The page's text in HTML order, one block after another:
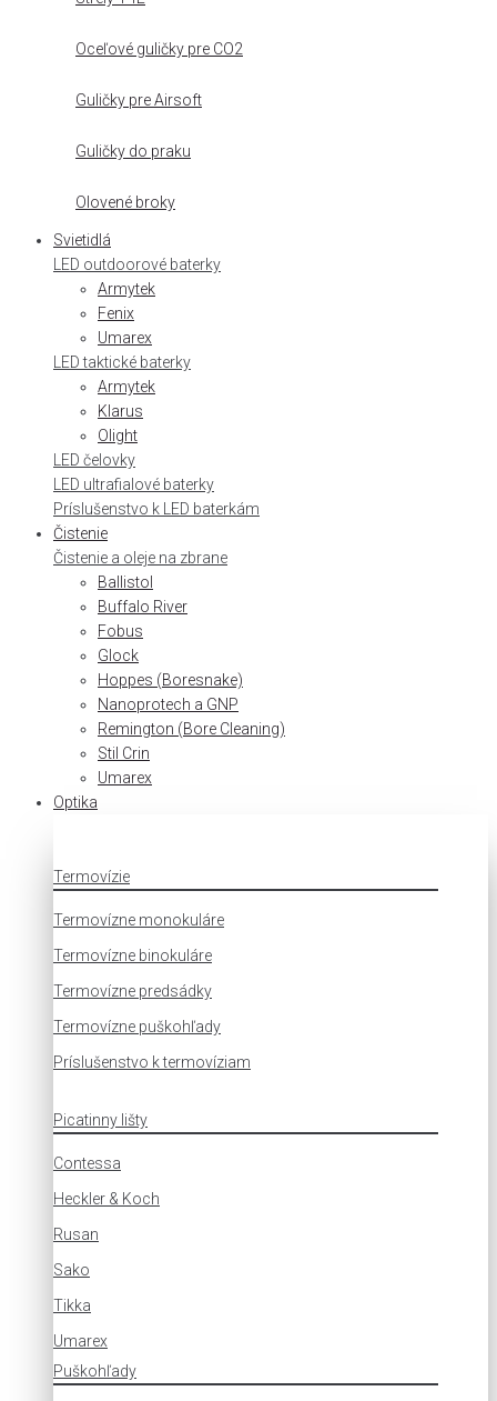
Oceľové guličky pre CO2
Guličky pre Airsoft
Guličky do praku
Olovené broky
Svietidlá
LED outdoorové baterky
Armytek
Fenix
Umarex
LED taktické baterky
Armytek
Klarus
Olight
LED čelovky
LED ultrafialové baterky
Príslušenstvo k LED baterkám
Čistenie
Čistenie a oleje na zbrane
Ballistol
Buffalo River
Fobus
Glock
Hoppes (Boresnake)
Nanoprotech a GNP
Remington (Bore Cleaning)
Stil Crin
Umarex
Optika
Termovízie
Termovízne monokuláre
Termovízne binokuláre
Termovízne predsádky
Termovízne puškohľady
Príslušenstvo k termovíziam
Picatinny lišty
Contessa
Heckler & Koch
Rusan
Sako
Tikka
Umarex
Puškohľady